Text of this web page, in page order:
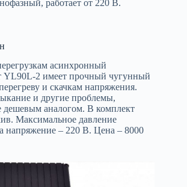
работает от 220 В.
асинхронный
YL90L-2 имеет прочный чугунный
и скачкам напряжения.
и другие проблемы,
дешевым аналогом. В комплект
Максимальное давление
напряжение – 220 В. Цена – 8000